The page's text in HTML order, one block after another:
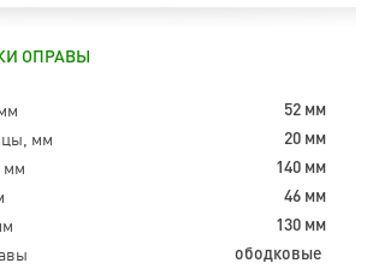
ОПРАВЫ
52 мм
мм 20 мм
мм 140 мм
46 мм
130 мм
ободковые